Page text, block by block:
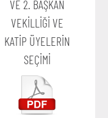
VE 2. BAŞKAN
VEKİLLİĞİ VE
KATİP ÜYELERİN
SEÇİMİ